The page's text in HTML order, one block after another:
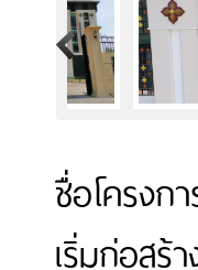
>
ชื่อโครง
เริ่มก่อส